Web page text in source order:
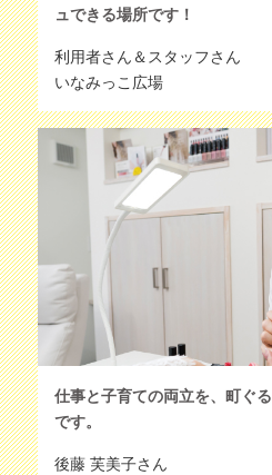
ュできる場所です！
利用者さん＆スタッフさん
いなみっこ広場
仕事と子育ての両立を、町ぐ
です。
後藤 芙美子さん